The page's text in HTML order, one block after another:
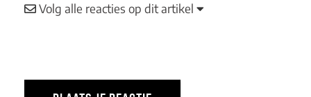
Volg alle reacties op dit artikel